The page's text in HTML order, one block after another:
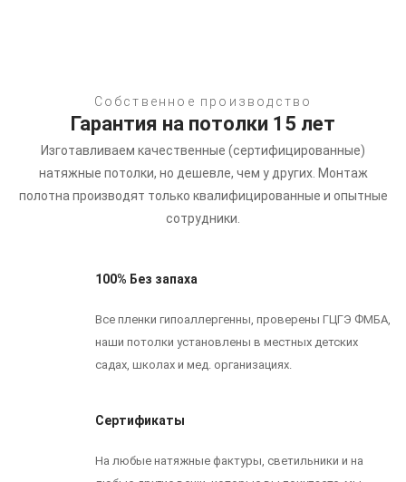
Собственное производство
Гарантия на потолки 15 лет
Изготавливаем качественные (сертифицированные)
натяжные потолки, но дешевле, чем у других. Монтаж
полотна производят только квалифицированные и опытные
сотрудники.
100% Без запаха
Все пленки гипоаллергенны, проверены ГЦГЭ ФМБА,
наши потолки установлены в местных детских
садах, школах и мед. организациях.
Сертификаты
На любые натяжные фактуры, светильники и на